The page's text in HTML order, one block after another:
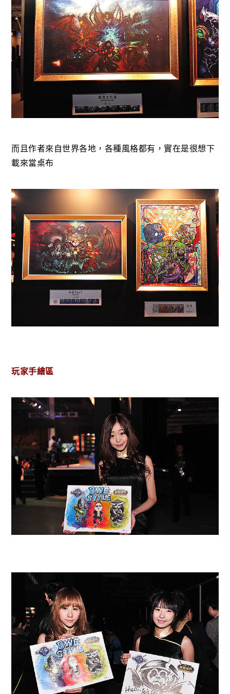
而且作者來自世界各地，各種風格都有，實在是很想下
載來當桌布
玩家手繪區